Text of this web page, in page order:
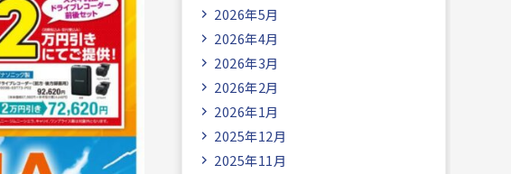
2026年5月
2026年4月
2026年3月
2026年2月
2026年1月
2025年12月
2025年11月